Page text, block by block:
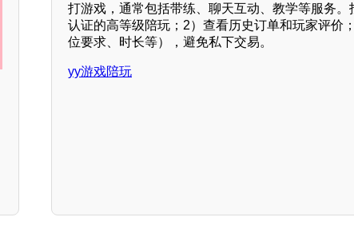
打游戏，通常包括带练、聊天互动、教学等服务
认证的高等级陪玩；2）查看历史订单和玩家评价
位要求、时长等），避免私下交易。
yy游戏陪玩